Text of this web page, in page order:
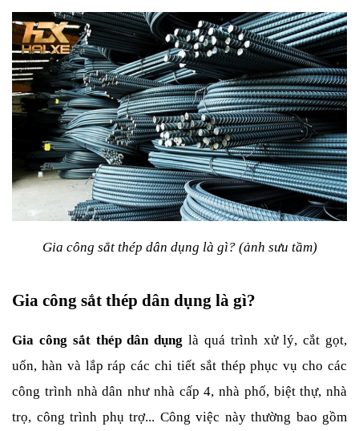
Gia công sắt thép dân dụng là gì? (ảnh sưu tầm)
Gia công sắt thép dân dụng là gì?
Gia công sắt thép dân dụng là quá trình xử lý, cắt gọt,
uốn, hàn và lắp ráp các chi tiết sắt thép phục vụ cho các
công trình nhà dân như nhà cấp 4, nhà phố, biệt thự, nhà
trọ, công trình phụ trợ... Công việc này thường bao gồm